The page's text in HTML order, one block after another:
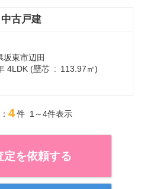
古戸建
坂東市辺田
4LDK (壁芯 : 113.97㎡)
4件 1～4件表示
定を依頼する